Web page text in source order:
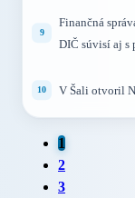
Finančná
DIČ súvisí aj s
V Šali otvoril
1
2
3